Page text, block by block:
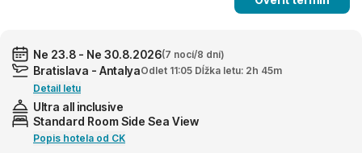
Ne 23.8 - Ne 30.8.2026(7 nocí/8 dní)
Bratislava - AntalyaOdlet 11:05 Dĺžka letu: 2h 45m
Detail letu
Ultra all inclusive
Standard Room Side Sea View
Popis hotela od CK